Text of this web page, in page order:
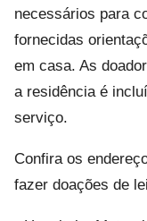
necessários para
fornecidas
em casa. As
a residência é
serviço.
Confira os
fazer doações de